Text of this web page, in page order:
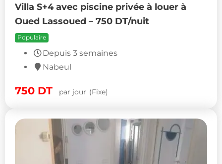
Villa S+4 avec piscine privée à louer à
Oued Lassoued – 750 DT/nuit
Populaire
Depuis 3 semaines
Nabeul
750 DT par jour (Fixe)